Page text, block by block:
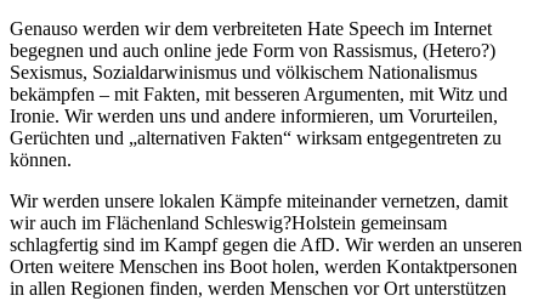
Genauso werden wir dem verbreiteten Hate Speech im Internet
begegnen und auch online jede Form von Rassismus, (Hetero?)
Sexismus, Sozialdarwinismus und völkischem Nationalismus
bekämpfen – mit Fakten, mit besseren Argumenten, mit Witz und
Ironie. Wir werden uns und andere informieren, um Vorurteilen,
Gerüchten und „alternativen Fakten“ wirksam entgegentreten zu
können.
Wir werden unsere lokalen Kämpfe miteinander vernetzen, damit
wir auch im Flächenland Schleswig?Holstein gemeinsam
schlagfertig sind im Kampf gegen die AfD. Wir werden an unseren
Orten weitere Menschen ins Boot holen, werden Kontaktpersonen
in allen Regionen finden, werden Menschen vor Ort unterstützen